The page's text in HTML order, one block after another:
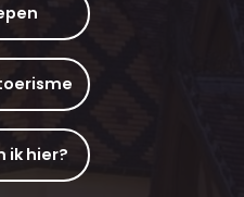
ik hier?